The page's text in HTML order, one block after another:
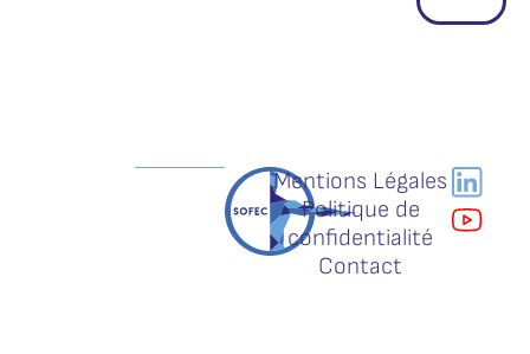
Mentions Légales
Politique de
confidentialité
Contact